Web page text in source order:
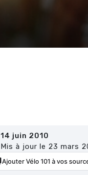
14 juin 2010
Mis à jour le 23 mars
Ajouter Vélo 101 à vos